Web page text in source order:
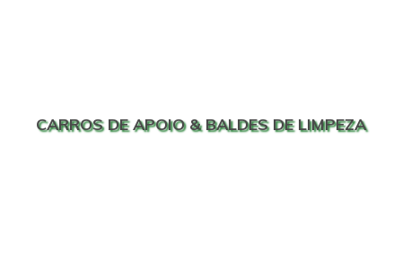
CARROS DE APOIO & BALDES DE LIMPEZA